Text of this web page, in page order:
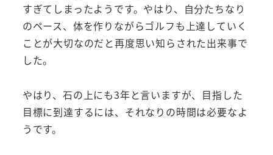
すぎてしまったようです。やはり、自分たちなり
のペース、体を作りながらゴルフも上達していく
ことが大切なのだと再度思い知らされた出来事で
した。
やはり、石の上にも3年と言いますが、目指した
目標に到達するには、それなりの時間は必要なよ
うです。